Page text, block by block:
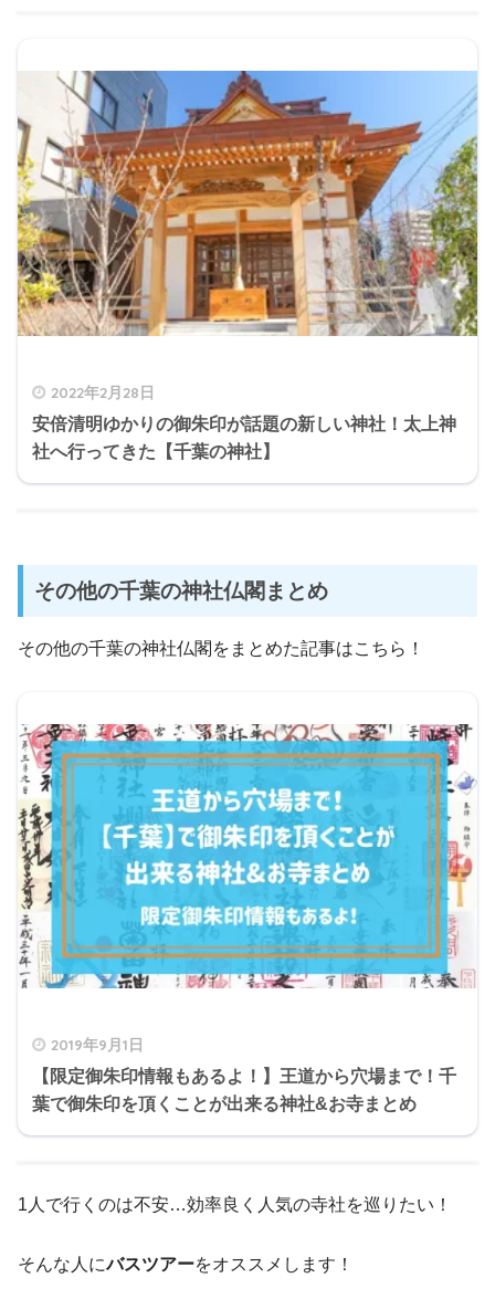
2022年2月28日
安倍清明ゆかりの御朱印が話題の新しい神社！太上神
社へ行ってきた【千葉の神社】
その他の千葉の神社仏閣まとめ
その他の千葉の神社仏閣をまとめた記事はこちら！
2019年9月1日
【限定御朱印情報もあるよ！】王道から穴場まで！千
葉で御朱印を頂くことが出来る神社&お寺まとめ
1人で行くのは不安…効率良く人気の寺社を巡りたい！
そんな人にバスツアーをオススメします！